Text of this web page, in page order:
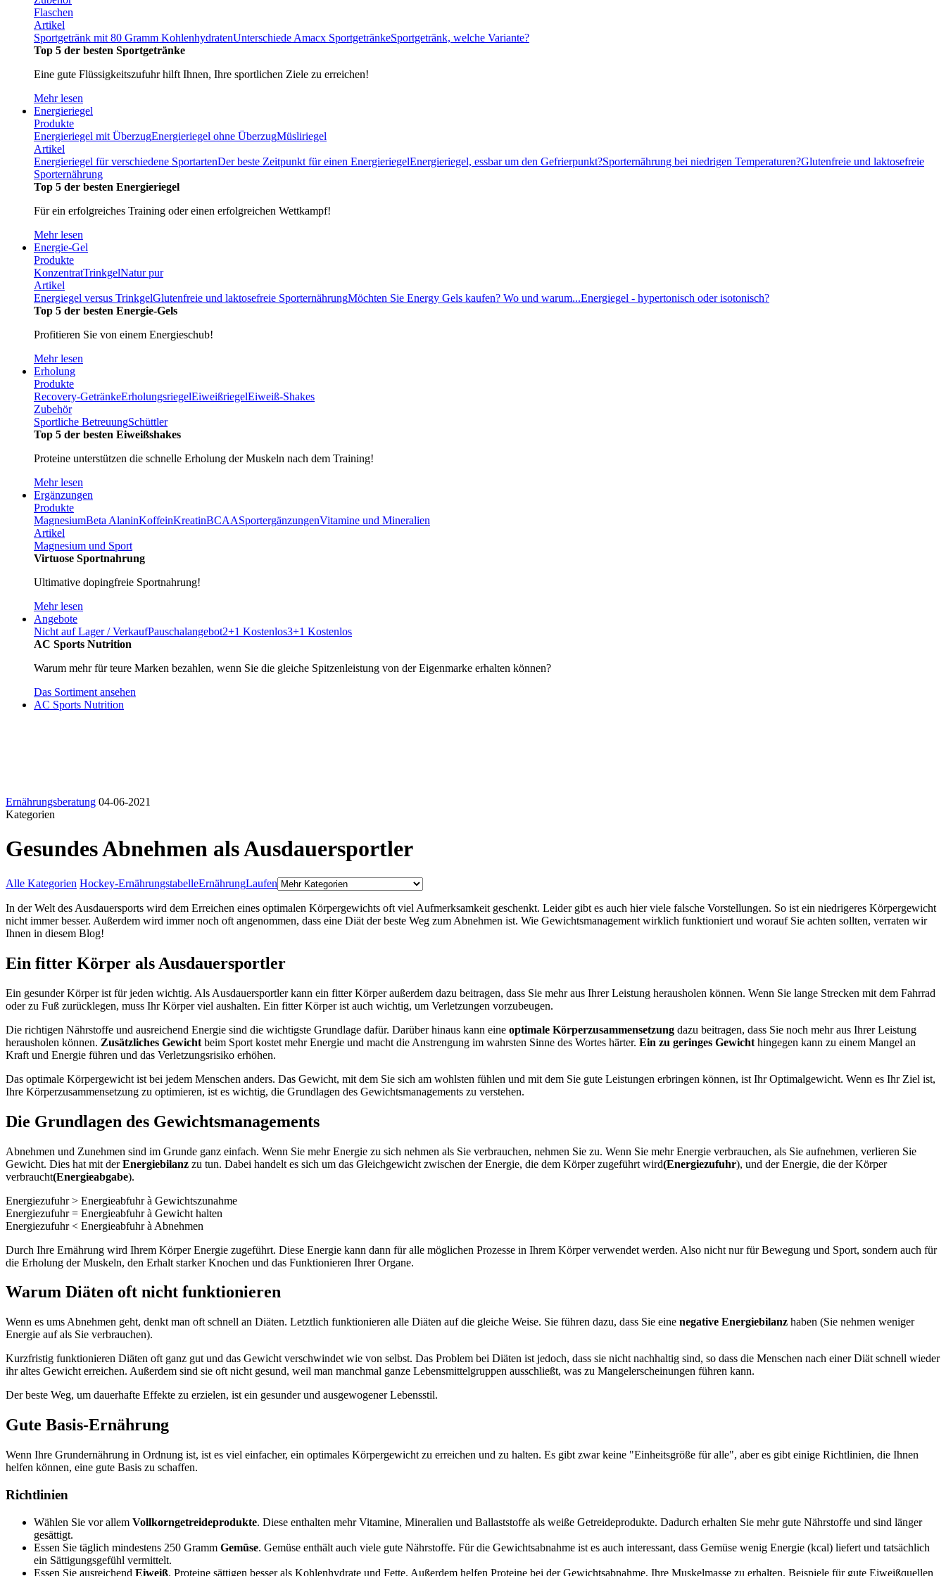
Flaschen
Artikel
Sportgetränk mit 80 Gramm KohlenhydratenUnterschiede Amacx SportgetränkeSportgetränk, welche Variante?
Top 5 der besten Sportgetränke
Eine gute Flüssigkeitszufuhr hilft Ihnen, Ihre sportlichen Ziele zu erreichen!
Mehr lesen
Energieriegel
Produkte
Energieriegel mit ÜberzugEnergieriegel ohne ÜberzugMüsliriegel
Artikel
Energieriegel für verschiedene SportartenDer beste Zeitpunkt für einen EnergieriegelEnergieriegel, essbar um den Gefrierpunkt?Sporternährung bei niedrigen Temperaturen?Glutenfreie und laktosefreie
Sporternährung
Top 5 der besten Energieriegel
Für ein erfolgreiches Training oder einen erfolgreichen Wettkampf!
Mehr lesen
Energie-Gel
Produkte
KonzentratTrinkgelNatur pur
Artikel
Energiegel versus TrinkgelGlutenfreie und laktosefreie SporternährungMöchten Sie Energy Gels kaufen? Wo und warum...Energiegel - hypertonisch oder isotonisch?
Top 5 der besten Energie-Gels
Profitieren Sie von einem Energieschub!
Mehr lesen
Erholung
Produkte
Recovery-GetränkeErholungsriegelEiweißriegelEiweiß-Shakes
Zubehör
Sportliche BetreuungSchüttler
Top 5 der besten Eiweißshakes
Proteine unterstützen die schnelle Erholung der Muskeln nach dem Training!
Mehr lesen
Ergänzungen
Produkte
MagnesiumBeta AlaninKoffeinKreatinBCAASportergänzungenVitamine und Mineralien
Artikel
Magnesium und Sport
Virtuose Sportnahrung
Ultimative dopingfreie Sportnahrung!
Mehr lesen
Angebote
Nicht auf Lager / VerkaufPauschalangebot2+1 Kostenlos3+1 Kostenlos
AC Sports Nutrition
Warum mehr für teure Marken bezahlen, wenn Sie die gleiche Spitzenleistung von der Eigenmarke erhalten können?
Das Sortiment ansehen
AC Sports Nutrition
Ernährungsberatung 04-06-2021
Kategorien
Gesundes Abnehmen als Ausdauersportler
Alle Kategorien Hockey-ErnährungstabelleErnährungLaufen
In der Welt des Ausdauersports wird dem Erreichen eines optimalen Körpergewichts oft viel Aufmerksamkeit geschenkt. Leider gibt es auch hier viele falsche Vorstellungen. So ist ein niedrigeres Körpergewicht
nicht immer besser. Außerdem wird immer noch oft angenommen, dass eine Diät der beste Weg zum Abnehmen ist. Wie Gewichtsmanagement wirklich funktioniert und worauf Sie achten sollten, verraten wir
Ihnen in diesem Blog!
Ein fitter Körper als Ausdauersportler
Ein gesunder Körper ist für jeden wichtig. Als Ausdauersportler kann ein fitter Körper außerdem dazu beitragen, dass Sie mehr aus Ihrer Leistung herausholen können. Wenn Sie lange Strecken mit dem Fahrrad
oder zu Fuß zurücklegen, muss Ihr Körper viel aushalten. Ein fitter Körper ist auch wichtig, um Verletzungen vorzubeugen.
Die richtigen Nährstoffe und ausreichend Energie sind die wichtigste Grundlage dafür. Darüber hinaus kann eine optimale Körperzusammensetzung dazu beitragen, dass Sie noch mehr aus Ihrer Leistung
herausholen können. Zusätzliches Gewicht beim Sport kostet mehr Energie und macht die Anstrengung im wahrsten Sinne des Wortes härter. Ein zu geringes Gewicht hingegen kann zu einem Mangel an
Kraft und Energie führen und das Verletzungsrisiko erhöhen.
Das optimale Körpergewicht ist bei jedem Menschen anders. Das Gewicht, mit dem Sie sich am wohlsten fühlen und mit dem Sie gute Leistungen erbringen können, ist Ihr Optimalgewicht. Wenn es Ihr Ziel ist,
Ihre Körperzusammensetzung zu optimieren, ist es wichtig, die Grundlagen des Gewichtsmanagements zu verstehen.
Die Grundlagen des Gewichtsmanagements
Abnehmen und Zunehmen sind im Grunde ganz einfach. Wenn Sie mehr Energie zu sich nehmen als Sie verbrauchen, nehmen Sie zu. Wenn Sie mehr Energie verbrauchen, als Sie aufnehmen, verlieren Sie
Gewicht. Dies hat mit derEnergiebilanz zu tun. Dabei handelt es sich um das Gleichgewicht zwischen der Energie, die dem Körper zugeführt wird(Energiezufuhr), und der Energie, die der Körper
verbraucht(Energieabgabe).
Energiezufuhr > Energieabfuhr à Gewichtszunahme
Energiezufuhr = Energieabfuhr à Gewicht halten
Energiezufuhr < Energieabfuhr à Abnehmen
Durch Ihre Ernährung wird Ihrem Körper Energie zugeführt. Diese Energie kann dann für alle möglichen Prozesse in Ihrem Körper verwendet werden. Also nicht nur für Bewegung und Sport, sondern auch für
die Erholung der Muskeln, den Erhalt starker Knochen und das Funktionieren Ihrer Organe.
Warum Diäten oft nicht funktionieren
Wenn es ums Abnehmen geht, denkt man oft schnell an Diäten. Letztlich funktionieren alle Diäten auf die gleiche Weise. Sie führen dazu, dass Sie eine negative Energiebilanz haben (Sie nehmen weniger
Energie auf als Sie verbrauchen).
Kurzfristig funktionieren Diäten oft ganz gut und das Gewicht verschwindet wie von selbst. Das Problem bei Diäten ist jedoch, dass sie nicht nachhaltig sind, so dass die Menschen nach einer Diät schnell wieder
ihr altes Gewicht erreichen. Außerdem sind sie oft nicht gesund, weil man manchmal ganze Lebensmittelgruppen ausschließt, was zu Mangelerscheinungen führen kann.
Der beste Weg, um dauerhafte Effekte zu erzielen, ist ein gesunder und ausgewogener Lebensstil.
Gute Basis-Ernährung
Wenn Ihre Grundernährung in Ordnung ist, ist es viel einfacher, ein optimales Körpergewicht zu erreichen und zu halten. Es gibt zwar keine "Einheitsgröße für alle", aber es gibt einige Richtlinien, die Ihnen
helfen können, eine gute Basis zu schaffen.
Richtlinien
Wählen Sie vor allem Vollkorngetreideprodukte. Diese enthalten mehr Vitamine, Mineralien und Ballaststoffe als weiße Getreideprodukte. Dadurch erhalten Sie mehr gute Nährstoffe und sind länger
gesättigt.
Essen Sie täglich mindestens 250 Gramm Gemüse. Gemüse enthält auch viele gute Nährstoffe. Für die Gewichtsabnahme ist es auch interessant, dass Gemüse wenig Energie (kcal) liefert und tatsächlich
ein Sättigungsgefühl vermittelt.
Essen Sie ausreichend Eiweiß. Proteine sättigen besser als Kohlenhydrate und Fette. Außerdem helfen Proteine bei der Gewichtsabnahme, Ihre Muskelmasse zu erhalten. Beispiele für gute Eiweißquellen